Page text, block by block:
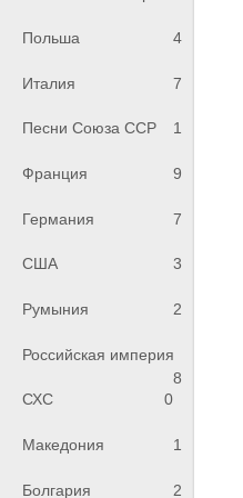
Польша 4
Италия 7
Песни Союза ССР 1
Франция 9
Германия 7
США 3
Румыния 2
Российская империя
8
СХС
0
Македония 1
Болгария 2